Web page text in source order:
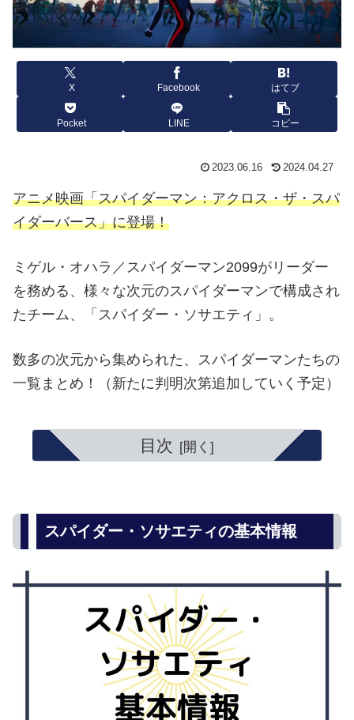
X Facebook はてブ
Pocket LINE コピー
2023.06.16 2024.04.27
アニメ映画「スパイダーマン：アクロス・ザ・スパ
イダーバース」に登場！
ミゲル・オハラ／スパイダーマン2099がリーダー
を務める、様々な次元のスパイダーマンで構成され
たチーム、「スパイダー・ソサエティ」。
数多の次元から集められた、スパイダーマンたちの
一覧まとめ！（新たに判明次第追加していく予定）
目次
スパイダー・ソサエティの基本情報